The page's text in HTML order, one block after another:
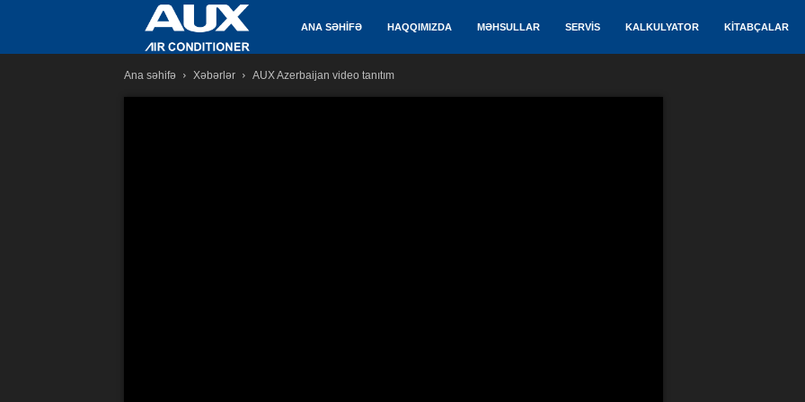
AUX
Kondisioner
ANA SƏHİFƏ HAQQIMIZDA MƏHSULLAR SERVİS KALKULYATOR KİTABÇALAR
Ana səhifə Xəbərlər AUX Azerbaijan video tanıtım